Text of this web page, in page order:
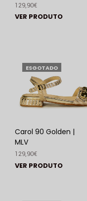
129,90€
VER PRODUTO
ESGOTADO
Carol 90 Golden |
MLV
129,90€
VER PRODUTO